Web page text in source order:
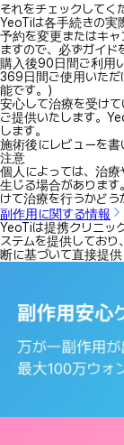
それをチェックしてく
YeoTiは各手続きの実
予約を変更またはキ
ますので、必ずガイド
購入後90日間ご利用
369日間ご使用いただ
能です。）
安心して治療を受け
ご提供いたします。
します。
施術後にレビューを書
注意
個人によっては、治
生じる場合がありま
けて治療を行うかどう
副作用に関する情報
YeoTiは提携クリニッ
ステムを提供してお
断に基づいて直接提供